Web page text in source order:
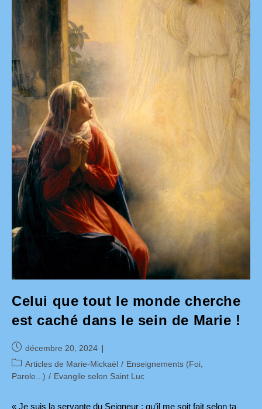
Celui que tout le monde cherche
est caché dans le sein de Marie !
Publication
publiée :
décembre 20, 2024
Post
category:
Articles de Marie-Mickaël / Enseignements (Foi,
Parole...) / Evangile selon Saint Luc
« Je suis la servante du Seigneur ; qu’il me soit fait selon ta